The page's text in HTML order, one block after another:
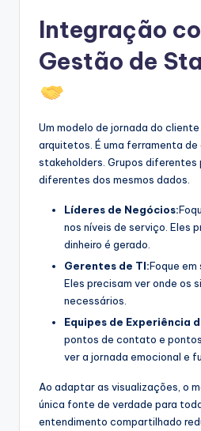
Integração
Gestão de
Um modelo de jornada do
arquitetos. É uma ferramenta
stakeholders. Grupos diferentes
diferentes dos mesmos dados.
Líderes de Negócios:
nos níveis de serviço. Eles
dinheiro é gerado.
Gerentes de TI:Foque em
Eles precisam ver onde os
necessários.
Equipes de Experiência
pontos de contato e
ver a jornada emocional e
Ao adaptar as visualizações, o
única fonte de verdade para
entendimento compartilhado